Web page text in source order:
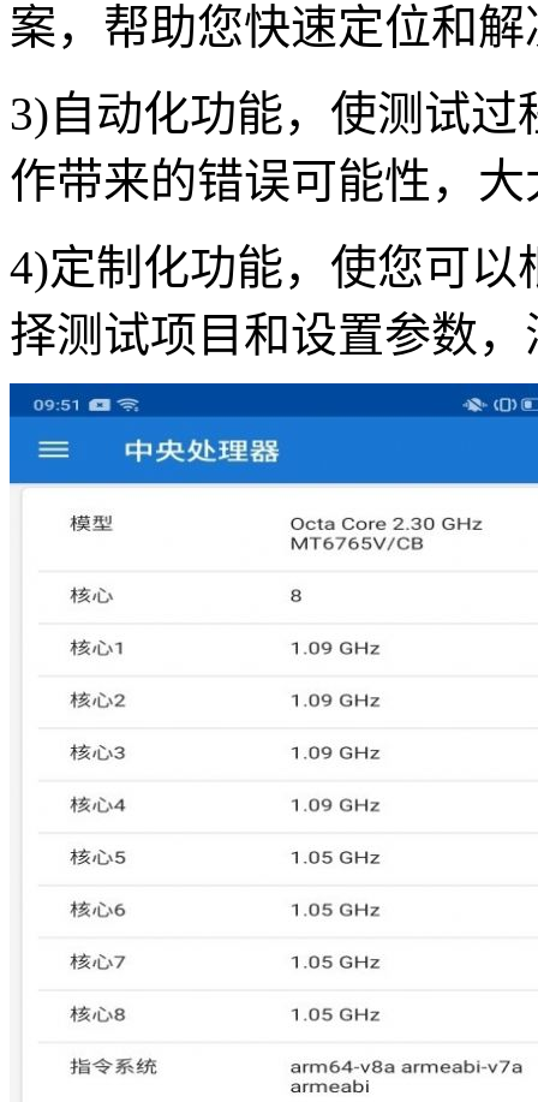
案，帮助您快速定位和
3)自动化功能，使测试
作带来的错误可能性，
4)定制化功能，使您可
择测试项目和设置参数